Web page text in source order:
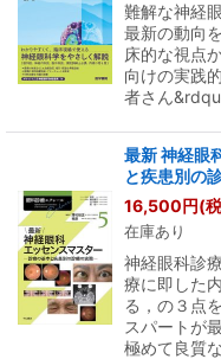
難解な神経
最新の動向
床的な視点
向けの実践
者さん
最新 神経眼
と疾患別の
16,500円(
在庫あり
神経眼科診
療に即した
る，の３点
スパートが
極めて良質